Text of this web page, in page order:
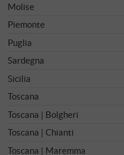
Molise
Piemonte
Puglia
Sardegna
Sicilia
Toscana
Toscana | Bolgheri
Toscana | Chianti
Toscana | Maremma